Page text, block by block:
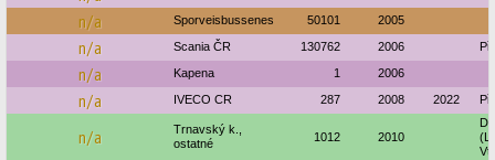
n/a Sporveisbussenes 50101 2005
n/a Scania ČR 130762 2006
n/a Kapena 1 2006
n/a IVECO CR 287 2008 2022
n/a
Trnavský k.,
ostatné
1012 2010